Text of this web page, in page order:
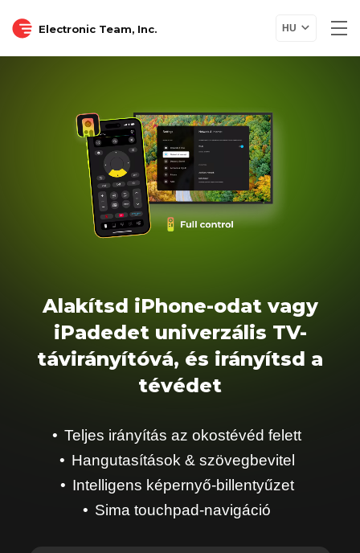
Electronic Team, Inc. HU
Alakítsd iPhone-odat vagy
iPadedet univerzális TV-
távirányítóvá, és irányítsd a
tévédet
Teljes irányítás az okostévéd felett
Hangutasítások & szövegbevitel
Intelligens képernyő-billentyűzet
Sima touchpad-navigáció